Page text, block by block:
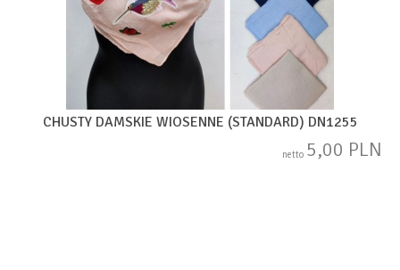
CHUSTY DAMSKIE WIOSENNE (STANDARD) DN1255
netto 5,00 PLN